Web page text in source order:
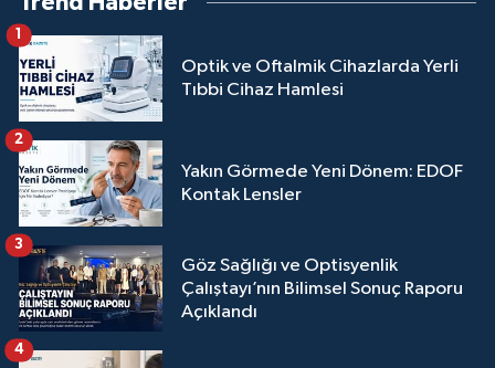
Optik ve Oftalmik Cihazlarda Yerli
Tıbbi Cihaz Hamlesi
Yakın Görmede Yeni Dönem: EDOF
Kontak Lensler
2
Göz Sağlığı ve Optisyenlik
Çalıştayı’nın Bilimsel Sonuç Raporu
Açıklandı
3
4